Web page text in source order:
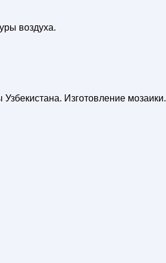
воздуха.
Изготовление мозаики.